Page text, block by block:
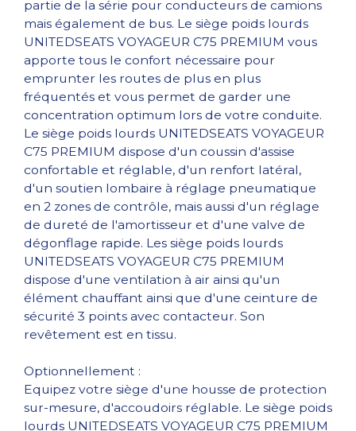
partie de la série pour conducteurs de camions
mais également de bus. Le siège poids lourds
UNITEDSEATS VOYAGEUR C75 PREMIUM vous
apporte tous le confort nécessaire pour
emprunter les routes de plus en plus
fréquentés et vous permet de garder une
concentration optimum lors de votre conduite.
Le siège poids lourds UNITEDSEATS VOYAGEUR
C75 PREMIUM dispose d'un coussin d'assise
confortable et réglable, d'un renfort latéral,
d'un soutien lombaire à réglage pneumatique
en 2 zones de contrôle, mais aussi d'un réglage
de dureté de l'amortisseur et d'une valve de
dégonflage rapide. Les siège poids lourds
UNITEDSEATS VOYAGEUR C75 PREMIUM
dispose d'une ventilation à air ainsi qu'un
élément chauffant ainsi que d'une ceinture de
sécurité 3 points avec contacteur. Son
revêtement est en tissu.
Optionnellement :
Equipez votre siège d'une housse de protection
sur-mesure, d'accoudoirs réglable. Le siège poids
lourds UNITEDSEATS VOYAGEUR C75 PREMIUM